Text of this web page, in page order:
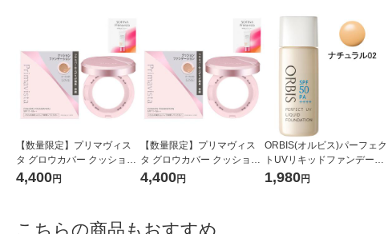
【数量限定】プリマヴィス
タ グロウカバー クッション
オークル０５＆ケース セッ
トおまけつき
4,400円
【数量限定】プリマヴィス
タ グロウカバー クッション
オークル０３＆ケース セッ
トおまけつき
4,400円
ORBIS(オルビス)パーフェク
トUVリキッドファンデーシ
ョン(パフ無)ナチュラル02 3
0mL SPF50PA++++
1,980円
こちらの商品もおすすめ